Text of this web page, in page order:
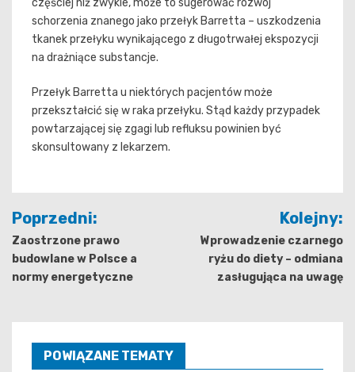
schorzenia znanego jako przełyk Barretta – uszkodzenia
tkanek przełyku wynikającego z długotrwałej ekspozycji
na drażniące substancje.
Przełyk Barretta u niektórych pacjentów może
przekształcić się w raka przełyku. Stąd każdy przypadek
powtarzającej się zgagi lub refluksu powinien być
skonsultowany z lekarzem.
Nawigacja
wpisu
Poprzedni:
Zaostrzone prawo
budowlane w Polsce a
normy energetyczne
Kolejny:
Wprowadzenie czarnego
ryżu do diety – odmiana
zasługująca na uwagę
POWIĄZANE TEMATY